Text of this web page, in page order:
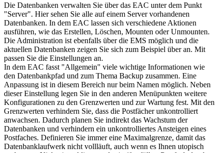
Die Datenbanken verwalten Sie über das EAC unter dem Punkt
"Server". Hier sehen Sie alle auf einem Server vorhandenen
Datenbanken. In dem EAC lassen sich verschiedene Aktionen
ausführen, wie das Erstellen, Löschen, Mounten oder Unmounten.
Die Administration ist ebenfalls über die EMS möglich und die
aktuellen Datenbanken zeigen Sie sich zum Beispiel über an. Mit
passen Sie die Einstellungen an.
In dem EAC fasst "Allgemein" viele wichtige Informationen wie
den Datenbankpfad und zum Thema Backup zusammen. Eine
Anpassung ist in diesem Bereich nur beim Namen möglich. Neben
dieser Einstellung legen Sie in den anderen Menüpunkten weitere
Konfigurationen zu den Grenzwerten und zur Wartung fest. Mit den
Grenzwerten verhindern Sie, dass die Postfächer unkontrolliert
anwachsen. Dadurch planen Sie indirekt das Wachstum der
Datenbanken und verhindern ein unkontrolliertes Ansteigen eines
Postfaches. Definieren Sie immer eine Maximalgrenze, damit das
Datenbanklaufwerk nicht vollläuft, auch wenn es Ihnen utopisch